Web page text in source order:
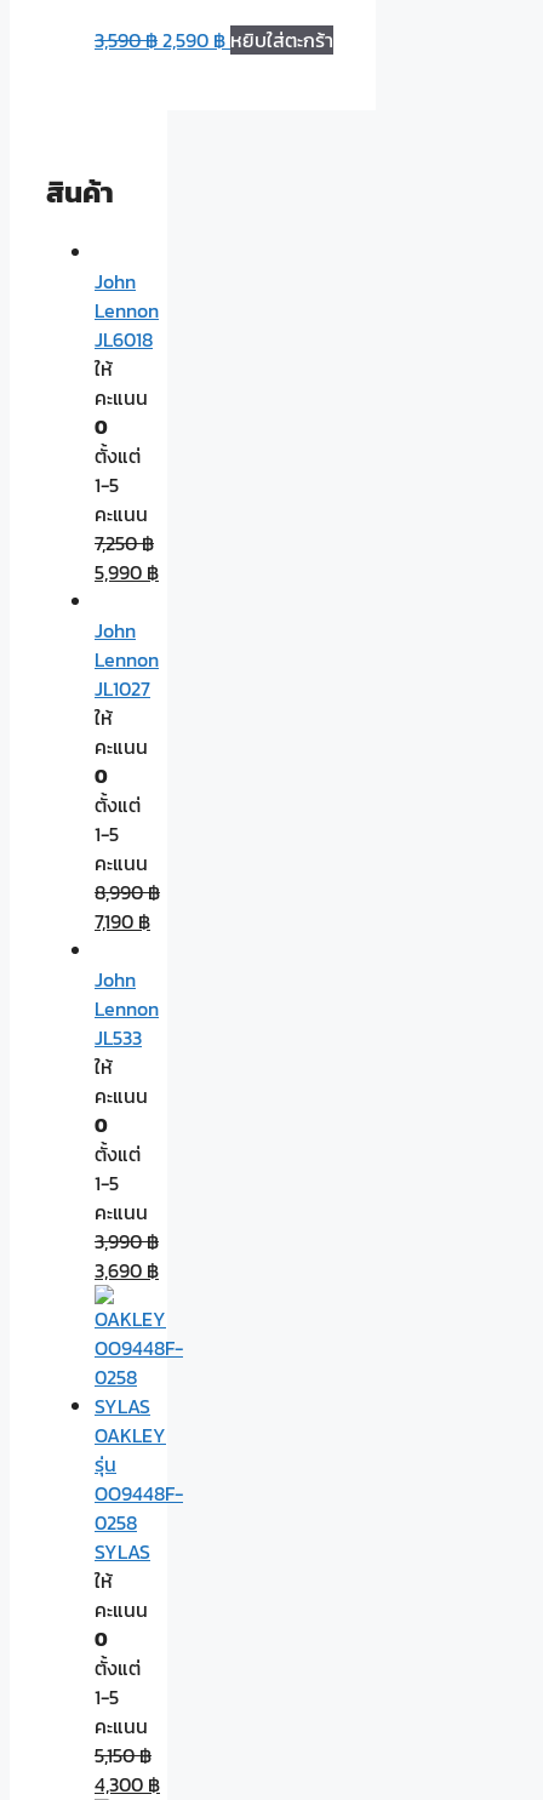
3,590฿2,590 ฿ หยิบใส่ตะกร้า
สินค้า
John
Lennon
JL6018
ให้
คะแนน
0
ตั้งแต่
1-5
คะแนน
7,250฿
5,990 ฿
John
Lennon
JL1027
ให้
คะแนน
0
ตั้งแต่
1-5
คะแนน
8,990฿
7,190 ฿
John
Lennon
JL533
ให้
คะแนน
0
ตั้งแต่
1-5
คะแนน
3,990฿
3,690 ฿
OAKLEY
รุ่น
OO9448F-
0258
SYLAS
ให้
คะแนน
0
ตั้งแต่
1-5
คะแนน
5,150฿
4,300 ฿